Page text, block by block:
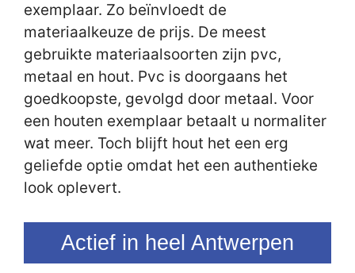
exemplaar. Zo beïnvloedt de
materiaalkeuze de prijs. De meest
gebruikte materiaalsoorten zijn pvc,
metaal en hout. Pvc is doorgaans het
goedkoopste, gevolgd door metaal. Voor
een houten exemplaar betaalt u normaliter
wat meer. Toch blijft hout het een erg
geliefde optie omdat het een authentieke
look oplevert.
Actief in heel Antwerpen